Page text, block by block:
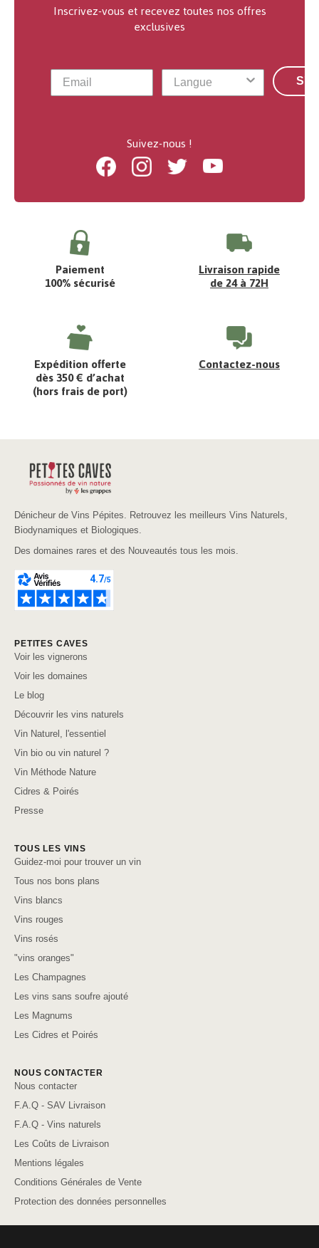
Inscrivez-vous et recevez toutes nos offres
exclusives
Suivez-nous !
FacebookInstagramTwitter Youtube
Paiement
100% sécurisé
Livraison rapide
de 24 à 72H
Expédition offerte
dès 350 € d’achat
(hors frais de port)
Contactez-nous
Dénicheur de Vins Pépites. Retrouvez les meilleurs Vins Naturels,
Biodynamiques et Biologiques.
Des domaines rares et des Nouveautés tous les mois.
PETITES CAVES
Voir les vignerons
Voir les domaines
Le blog
Découvrir les vins naturels
Vin Naturel, l'essentiel
Vin bio ou vin naturel ?
Vin Méthode Nature
Cidres & Poirés
Presse
TOUS LES VINS
Guidez-moi pour trouver un vin
Tous nos bons plans
Vins blancs
Vins rouges
Vins rosés
"vins oranges"
Les Champagnes
Les vins sans soufre ajouté
Les Magnums
Les Cidres et Poirés
NOUS CONTACTER
Nous contacter
F.A.Q - SAV Livraison
F.A.Q - Vins naturels
Les Coûts de Livraison
Mentions légales
Conditions Générales de Vente
Protection des données personnelles